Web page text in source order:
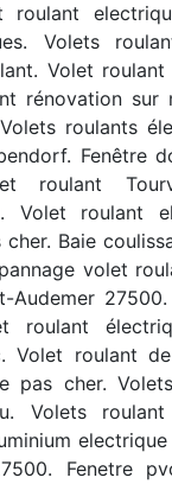
roulant
Volets
Volet
rénovation sur
roulants
Fenêtre
roulant
Volet roulant
Baie
volet
Audemer
roulant
Volet roulant
pas cher.
Volets
Fenetre